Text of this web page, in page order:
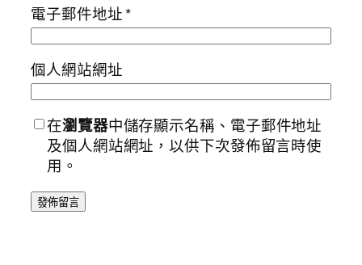
電子郵件地址*
個人網站網址
在瀏覽器中儲存顯示名稱、電子郵件地址
及個人網站網址，以供下次發佈留言時使
用。